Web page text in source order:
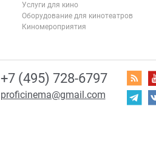
Услуги для кино
Оборудование для кинотеатров
Киномероприятия
+7 (495) 728-6797
proficinema@gmail.com